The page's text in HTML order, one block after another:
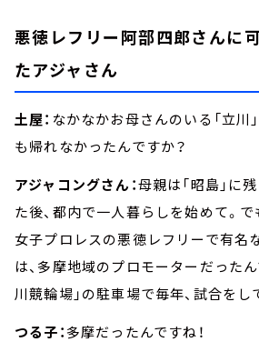
悪徳レフリー阿部四郎さんに
たアジャさん
土屋： なかなかお母さんのいる「立川
も帰れなかったんですか？
アジャコングさん：母親は「昭島」に
た後、都内で一人暮らしを始めて。で
女子プロレスの悪徳レフリーで有名
は、多摩地域のプロモーターだったん
川競輪場」の駐車場で毎年、試合をし
つる子：多摩だったんですね！